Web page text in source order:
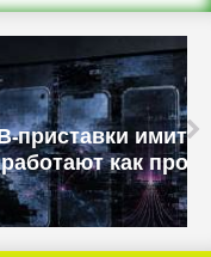
имитируют
прокси -